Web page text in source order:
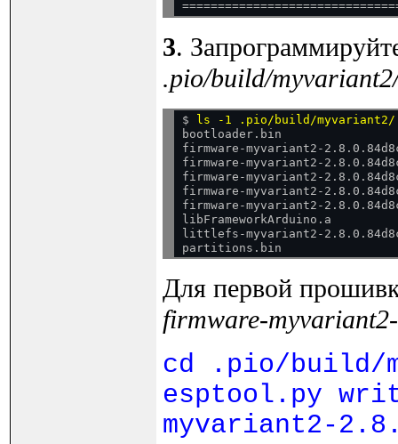
3.
.pio/build/
$ ls -1 .pio/build/myvariant2/
bootloader.bin
firmware-myvariant2-
firmware-myvariant2-
firmware-myvariant2-
firmware-myvariant2-
firmware-myvariant2-
libFrameworkArduino.a
littlefs-myvariant2-
Для первой
firmware-
cd .pio/build/
esptool.py
myvariant2-